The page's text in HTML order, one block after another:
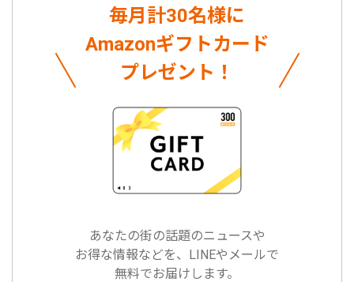
毎月計30名様に
Amazonギフトカード
プレゼント！
あなたの街の話題のニュースや
お得な情報などを、LINEやメールで
無料でお届けします。